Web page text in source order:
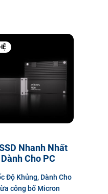
Nhanh Nhất
Cho PC
Độ Khủng, Dành Cho
công bố Micron